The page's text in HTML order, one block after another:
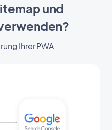
und
Ihrer PWA